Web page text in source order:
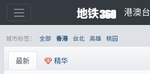
港澳台
城市标签： 全部 香港 台北 高雄 桃园
最新 精华